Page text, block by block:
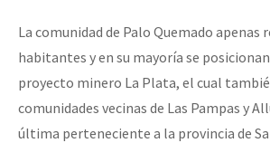
La comunidad de Palo Quemado apenas
habitantes y en su mayoría se
proyecto minero La Plata, el cual
comunidades vecinas de Las Pampas y
última perteneciente a la provincia de